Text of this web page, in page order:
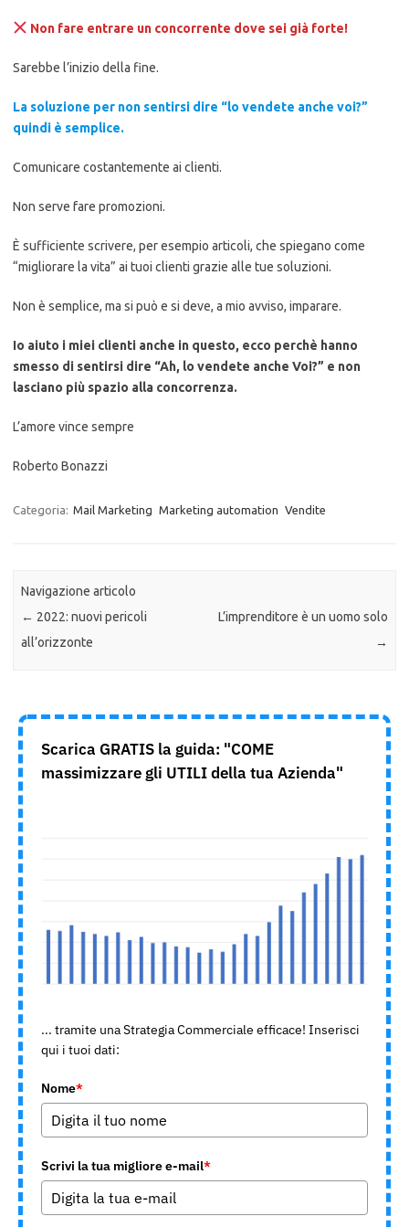
Non fare entrare un concorrente dove sei già forte!
Sarebbe l’inizio della fine.
La soluzione per non sentirsi dire “lo vendete anche voi?”
quindi è semplice.
Comunicare costantemente ai clienti.
Non serve fare promozioni.
È sufficiente scrivere, per esempio articoli, che spiegano come
“migliorare la vita” ai tuoi clienti grazie alle tue soluzioni.
Non è semplice, ma si può e si deve, a mio avviso, imparare.
Io aiuto i miei clienti anche in questo, ecco perchè hanno
smesso di sentirsi dire “Ah, lo vendete anche Voi?” e non
lasciano più spazio alla concorrenza.
L’amore vince sempre
Roberto Bonazzi
Categoria: Mail Marketing Marketing automation Vendite
Navigazione articolo
← 2022: nuovi pericoli
all’orizzonte
L’imprenditore è un uomo solo
→
Scarica GRATIS la guida: "COME
massimizzare gli UTILI della tua Azienda"
... tramite una Strategia Commerciale efficace! Inserisci
qui i tuoi dati:
Nome*
Scrivi la tua migliore e-mail*